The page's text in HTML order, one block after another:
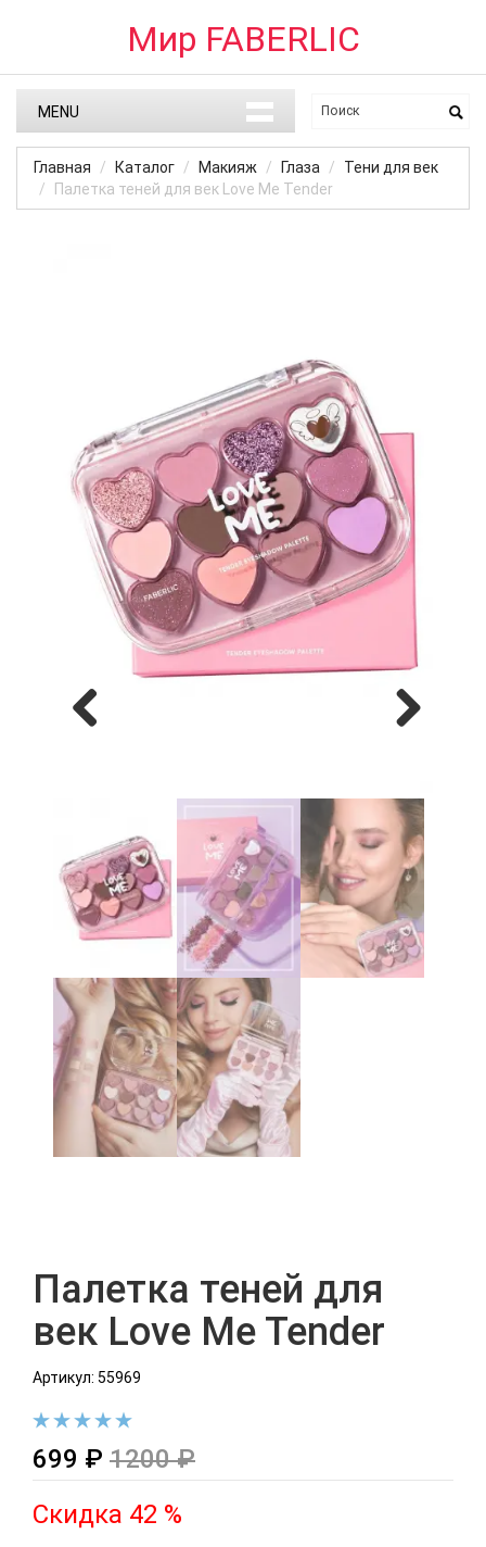
Мир FABERLIC
MENU
Главная Каталог Макияж Глаза
Тени для век
Палетка теней для век Love Me Tender
Палетка теней для
век Love Me Tender
Артикул: 55969
699 ₽ 1200 ₽
Скидка 42 %